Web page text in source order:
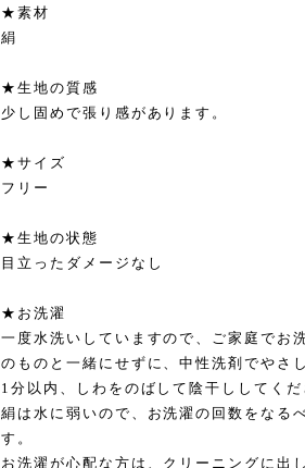
★素材
絹
★生地の質感
少し固めで張り感があります。
★サイズ
フリー
★生地の状態
目立ったダメージなし
★お洗濯
一度水洗いしていますので、ご家庭でお
のものと一緒にせずに、中性洗剤でやさ
1分以内、しわをのばして陰干ししてくだ
絹は水に弱いので、お洗濯の回数をなる
す。
お洗濯が心配な方は、クリーニングに出